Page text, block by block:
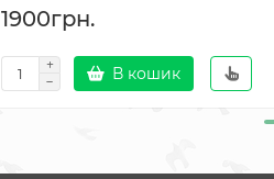
1900грн.
В кошик